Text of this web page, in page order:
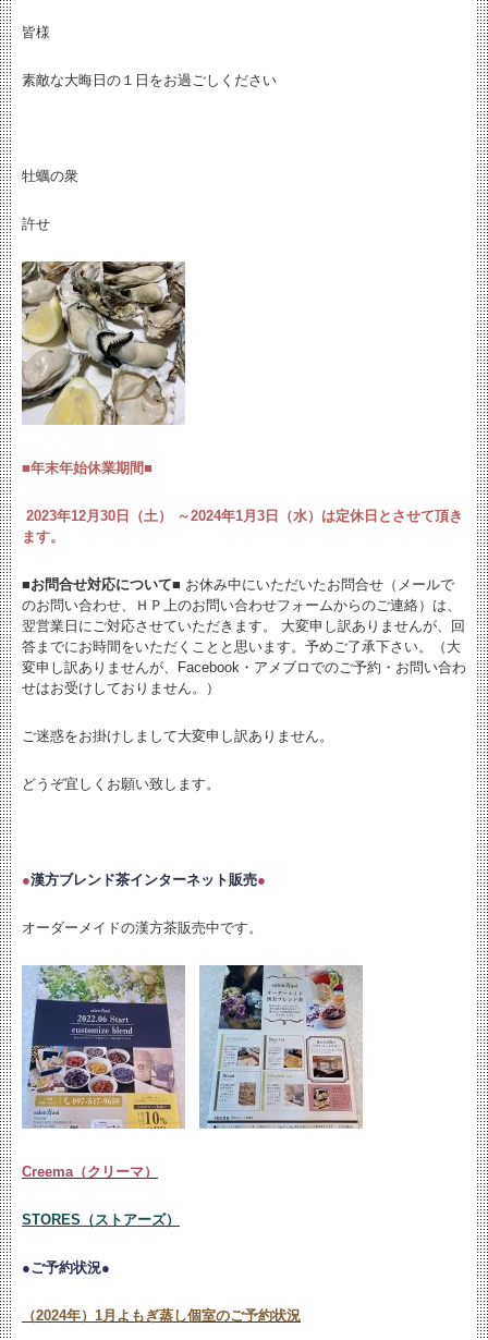
皆様
素敵な大晦日の１日をお過ごしください
牡蠣の衆
許せ
■年末年始休業期間■
2023年12月30日（土） ～2024年1月3日（水）は定休日とさせて頂き
ます。
■お問合せ対応について■ お休み中にいただいたお問合せ（メールで
のお問い合わせ、ＨＰ上のお問い合わせフォームからのご連絡）は、
翌営業日にご対応させていただきます。 大変申し訳ありませんが、回
答までにお時間をいただくことと思います。予めご了承下さい。（大
変申し訳ありませんが、Facebook・アメブロでのご予約・お問い合わ
せはお受けしておりません。）
ご迷惑をお掛けしまして大変申し訳ありません。
どうぞ宜しくお願い致します。
●漢方ブレンド茶インターネット販売●
オーダーメイドの漢方茶販売中です。
Creema（クリーマ）
STORES（ストアーズ）
●ご予約状況●
（2024年）1月よもぎ蒸し個室のご予約状況